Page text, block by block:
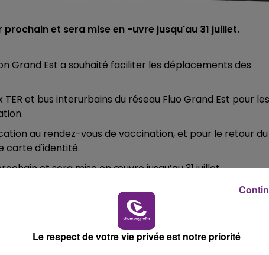
LA FAMILLE
et sera mise en -uvre jusqu'au 31 juillet.
Grand Est a souhaité faciliter les déplacements des
et bus interurbains du réseau Fluo Grand Est pour les
au rendez-vous de vaccination, et pour le retour du
carte d'identité.
et sera mise en œuvre jusqu’au 31 juillet.
Le respect de votre vie privée est notre priorité